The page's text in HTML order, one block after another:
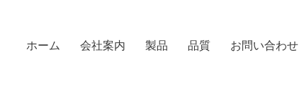
ホーム 会社案内 製品 品質 お問い合わせ